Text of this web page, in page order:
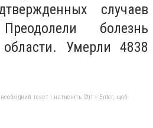
случаев
болезнь
Умерли 4838
текст і натисніть Ctrl + Enter, щоб